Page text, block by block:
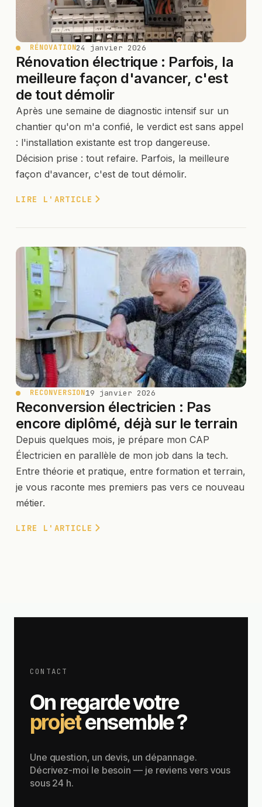
RÉNOVATION24 janvier 2026
Rénovation électrique : Parfois, la
meilleure façon d'avancer, c'est
de tout démolir
Après une semaine de diagnostic intensif sur un
chantier qu'on m'a confié, le verdict est sans appel
: l'installation existante est trop dangereuse.
Décision prise : tout refaire. Parfois, la meilleure
façon d'avancer, c'est de tout démolir.
LIRE L'ARTICLE
RECONVERSION19 janvier 2026
Reconversion électricien : Pas
encore diplômé, déjà sur le terrain
Depuis quelques mois, je prépare mon CAP
Électricien en parallèle de mon job dans la tech.
Entre théorie et pratique, entre formation et terrain,
je vous raconte mes premiers pas vers ce nouveau
métier.
LIRE L'ARTICLE
CONTACT
On regarde votre
projetensemble ?
Une question, un devis, un dépannage.
Décrivez-moi le besoin — je reviens vers vous
sous 24 h.